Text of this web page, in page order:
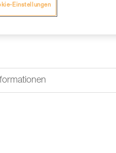
Einstellungen